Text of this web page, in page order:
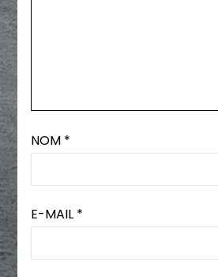
NOM *
E-MAIL *